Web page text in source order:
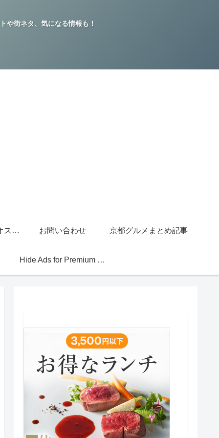
や街ネタ、気になる情報も！
グッチジャパン的オススメ店 お問い合わせ 京都グルメまとめ記事
Hide Ads for Premium Members